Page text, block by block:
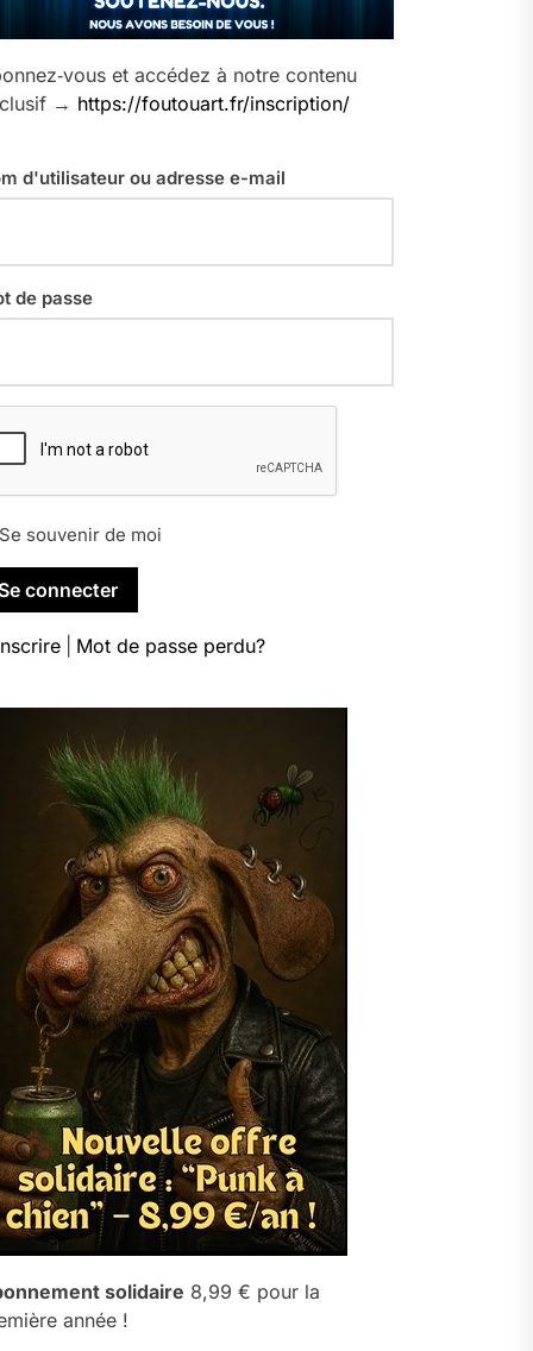
et accédez à notre contenu
→ https://foutouart.fr/inscription/
d'utilisateur ou adresse e-mail
de passe
souvenir de moi
Mot de passe perdu?
solidaire 8,99 € pour la
année !